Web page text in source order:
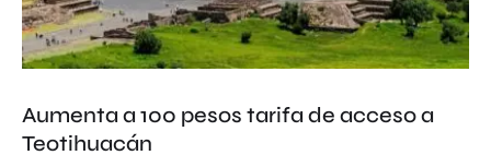
Aumenta a 100 pesos tarifa de acceso a
Teotihuacán